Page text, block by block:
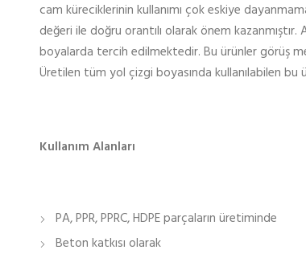
cam küreciklerinin kullanımı çok eskiye
değeri ile doğru orantılı olarak önem kazanmıştır.
boyalarda tercih edilmektedir. Bu ürünler görüş
Üretilen tüm yol çizgi boyasında kullanılabilen bu
Kullanım Alanları
PA, PPR, PPRC, HDPE parçaların üretiminde
Beton katkısı olarak